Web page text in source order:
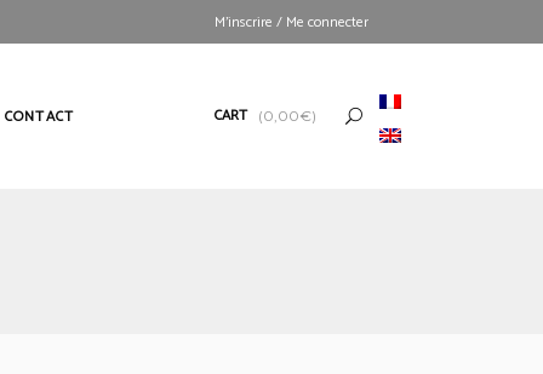
M’inscrire / Me connecter
CONTACT CART (0,00€)